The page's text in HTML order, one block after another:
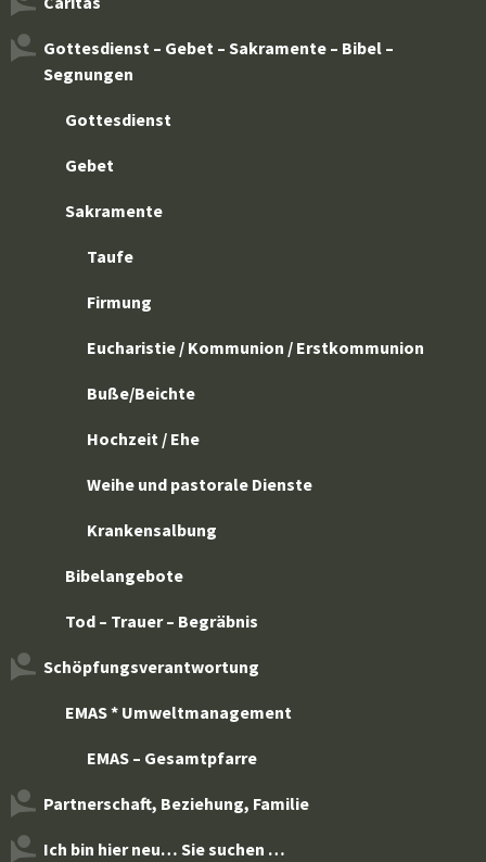
Gottesdienst – Gebet – Sakramente – Bibel –
Segnungen
Gottesdienst
Gebet
Sakramente
Taufe
Firmung
Eucharistie / Kommunion / Erstkommunion
Buße/Beichte
Hochzeit / Ehe
Weihe und pastorale Dienste
Krankensalbung
Bibelangebote
Tod – Trauer – Begräbnis
Schöpfungsverantwortung
EMAS * Umweltmanagement
EMAS – Gesamtpfarre
Partnerschaft, Beziehung, Familie
Ich bin hier neu… Sie suchen …